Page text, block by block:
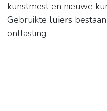
kunstmest en nieuwe
Gebruikte luiers
ontlasting.